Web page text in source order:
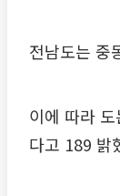
전남도는 중
이에 따라
다고 189 밝